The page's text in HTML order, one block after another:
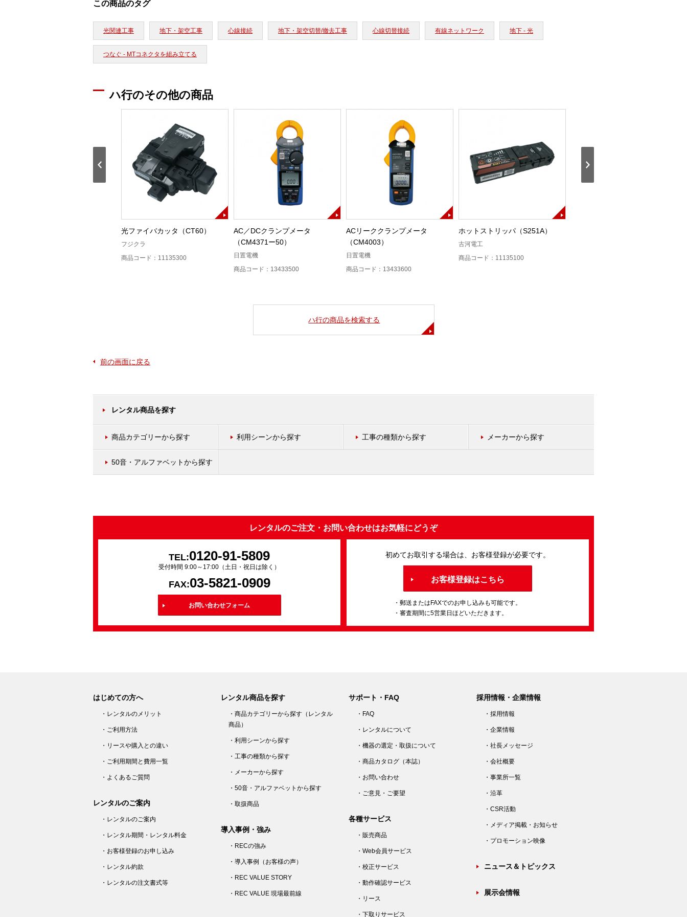
この商品のタグ
光関連工事 地下・架空工事 心線接続 地下・架空切替/撤去工事 心線切替接続 有線ネットワーク 地下 - 光
つなぐ - MTコネクタを組み立てる
ハ行のその他の商品
光ファイバカッタ（CT60）
フジクラ
商品コード：11135300
AC／DCクランプメータ
（CM4371ー50）
日置電機
商品コード：13433500
ACリーククランプメータ
（CM4003）
日置電機
商品コード：13433600
ホットストリッパ（S251A）
古河電工
商品コード：11135100
ハ行の商品を検索する
前の画面に戻る
レンタル商品を探す
商品カテゴリーから探す 利用シーンから探す 工事の種類から探す メーカーから探す
50音・アルファベットから探す
レンタルのご注文・お問い合わせはお気軽にどうぞ
TEL:0120-91-5809
受付時間 9:00～17:00（土日・祝日は除く）
FAX:03-5821-0909
お問い合わせフォーム
初めてお取引する場合は、お客様登録が必要です。
お客様登録はこちら
・郵送またはFAXでのお申し込みも可能です。
・審査期間に5営業日ほどいただきます。
はじめての方へ
・レンタルのメリット
・ご利用方法
・リースや購入との違い
・ご利用期間と費用一覧
・よくあるご質問
レンタルのご案内
・レンタルのご案内
・レンタル期間・レンタル料金
・お客様登録のお申し込み
・レンタル約款
・レンタルの注文書式等
レンタル商品を探す
・商品カテゴリーから探す（レンタル
商品）
・利用シーンから探す
・工事の種類から探す
・メーカーから探す
・50音・アルファベットから探す
・取扱商品
導入事例・強み
・RECの強み
・導入事例（お客様の声）
・REC VALUE STORY
・REC VALUE 現場最前線
サポート・FAQ
・FAQ
・レンタルについて
・機器の選定・取扱について
・商品カタログ（本誌）
・お問い合わせ
・ご意見・ご要望
各種サービス
・販売商品
・Web会員サービス
・校正サービス
・動作確認サービス
・リース
・下取りサービス
採用情報・企業情報
・採用情報
・企業情報
・社長メッセージ
・会社概要
・事業所一覧
・沿革
・CSR活動
・メディア掲載・お知らせ
・プロモーション映像
ニュース＆トピックス
展示会情報